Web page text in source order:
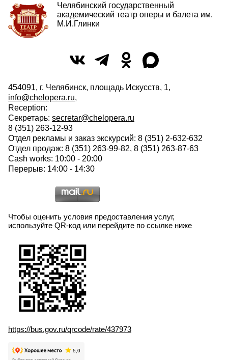
Челябинский государственный
академический театр оперы и балета им.
М.И.Глинки
454091, г. Челябинск, площадь Искусств, 1,
info@chelopera.ru,
Reception:
Секретарь: secretar@chelopera.ru
8 (351) 263-12-93
Отдел рекламы и заказ экскурсий: 8 (351) 2-632-632
Отдел продаж: 8 (351) 263-99-82, 8 (351) 263-87-63
Cash works: 10:00 - 20:00
Перерыв: 14:00 - 14:30
Чтобы оценить условия предоставления услуг,
используйте QR-код или перейдите по ссылке ниже
https://bus.gov.ru/qrcode/rate/437973